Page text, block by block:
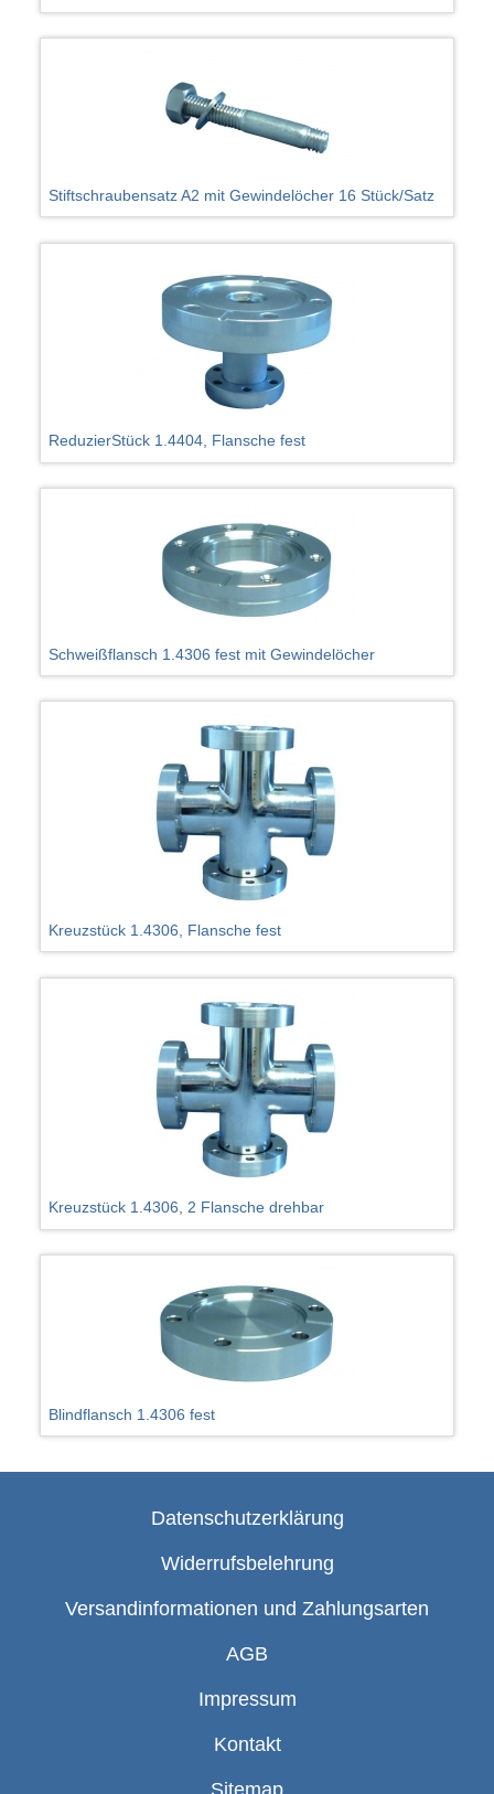
Stiftschraubensatz A2 mit Gewindelöcher 16 Stück/Satz
ReduzierStück 1.4404, Flansche fest
Schweißflansch 1.4306 fest mit Gewindelöcher
Kreuzstück 1.4306, Flansche fest
Kreuzstück 1.4306, 2 Flansche drehbar
Blindflansch 1.4306 fest
Datenschutzerklärung
Widerrufsbelehrung
Versandinformationen und Zahlungsarten
AGB
Impressum
Kontakt
Sitemap